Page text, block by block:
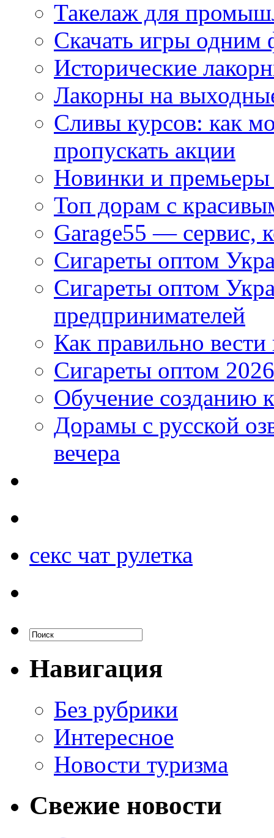
Такелаж для
Скачать игры одним
Исторические
Лакорны на
Сливы курсов: как
пропускать акции
Новинки и
Топ дорам с
Garage55 — сервис,
Сигареты оптом
Сигареты оптом
предпринимателей
Как правильно
Сигареты оптом
Обучение созданию
Дорамы с русской
вечера
секс чат рулетка
Навигация
Без рубрики
Интересное
Новости туризма
Свежие новости